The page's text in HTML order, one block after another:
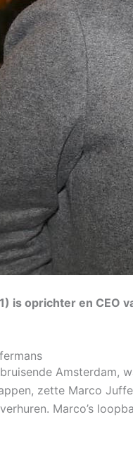
is oprichter en CEO
Amsterdam,
zette Marco
Marco’s